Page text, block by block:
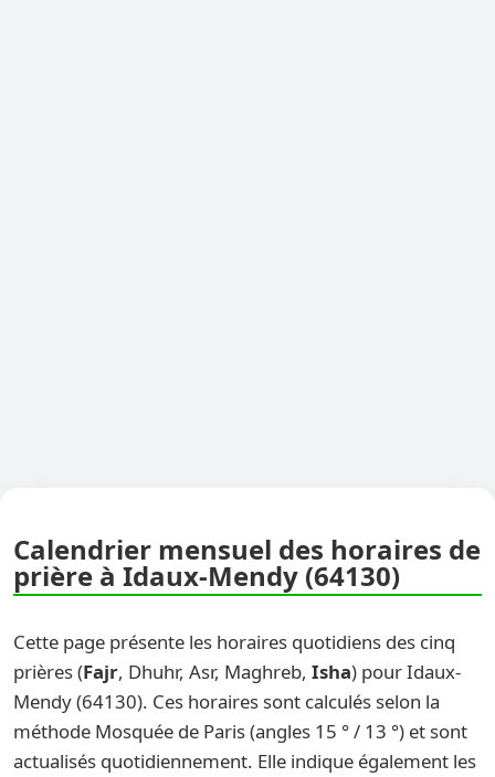
Calendrier mensuel des horaires de
prière à Idaux-Mendy (64130)
Cette page présente les horaires quotidiens des cinq
prières (Fajr, Dhuhr, Asr, Maghreb, Isha) pour Idaux-
Mendy (64130). Ces horaires sont calculés selon la
méthode Mosquée de Paris (angles 15 ° / 13 °) et sont
actualisés quotidiennement. Elle indique également les